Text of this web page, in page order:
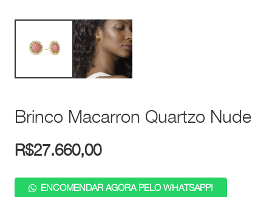
Brinco Macarron Quartzo Nude
R$27.660,00
ENCOMENDAR AGORA PELO WHATSAPP!